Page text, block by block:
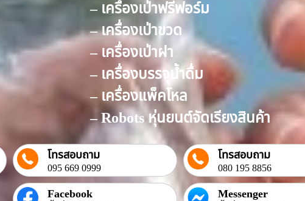
– เครื่องเป่าฟรีฟอร์ม
– เครื่องเป่าขวด
– เครื่องเป่าฝา
– เครื่องบรรจุน้ำดื่ม
– เครื่องแพ็คโหล
– Robots หุ่นยนต์จัดเรียงสินค้า
โทรสอบถาม
095 669 0999
โทรสอบถาม
080 195 8856
Facebook Messenger